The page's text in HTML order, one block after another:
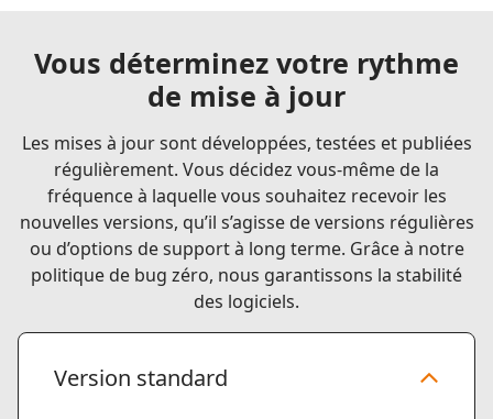
Vous déterminez votre rythme
de mise à jour
Les mises à jour sont développées, testées et publiées
régulièrement. Vous décidez vous-même de la
fréquence à laquelle vous souhaitez recevoir les
nouvelles versions, qu’il s’agisse de versions régulières
ou d’options de support à long terme. Grâce à notre
politique de bug zéro, nous garantissons la stabilité
des logiciels.
Version standard